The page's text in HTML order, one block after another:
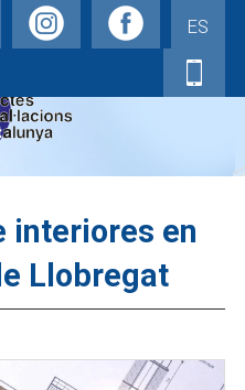
ES
interiores en
Llobregat